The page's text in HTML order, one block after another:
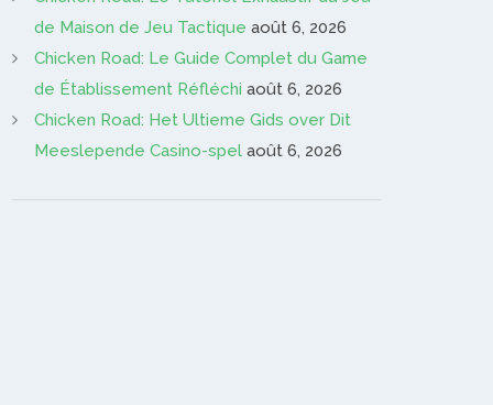
de Maison de Jeu Tactique août 6, 2026
Chicken Road: Le Guide Complet du Game
de Établissement Réfléchi août 6, 2026
Chicken Road: Het Ultieme Gids over Dit
Meeslepende Casino-spel août 6, 2026